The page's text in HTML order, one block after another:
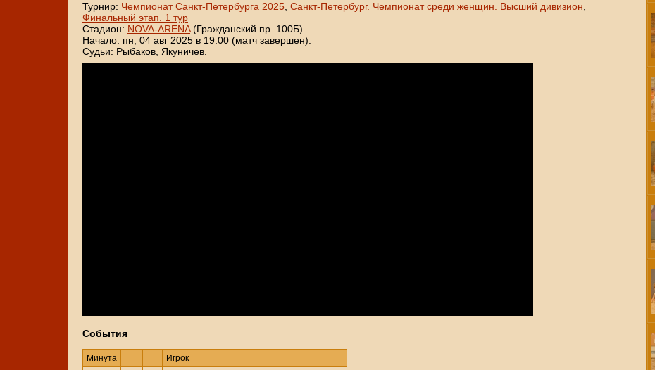
Турнир: Чемпионат Санкт-Петербурга 2025 Санкт-Петербург. Чемпионат среди женщин. Высший дивизион
Финальный этап. 1 тур
Стадион: NOVA-ARENA(Гражданский пр. 100Б)
Начало: пн, 04 авг 2025 в 19:00 (матч завершен).
Судьи: Рыбаков, Якуничев.
События
Минута Игрок